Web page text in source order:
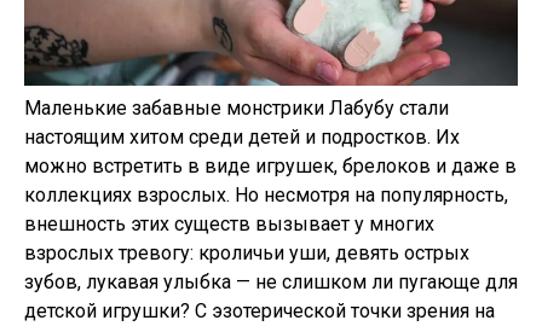
Маленькие забавные монстрики Лабубу стали
настоящим хитом среди детей и подростков. Их
можно встретить в виде игрушек, брелоков и даже в
коллекциях взрослых. Но несмотря на популярность,
внешность этих существ вызывает у многих
взрослых тревогу: кроличьи уши, девять острых
зубов, лукавая улыбка — не слишком ли пугающе для
детской игрушки? С эзотерической точки зрения на